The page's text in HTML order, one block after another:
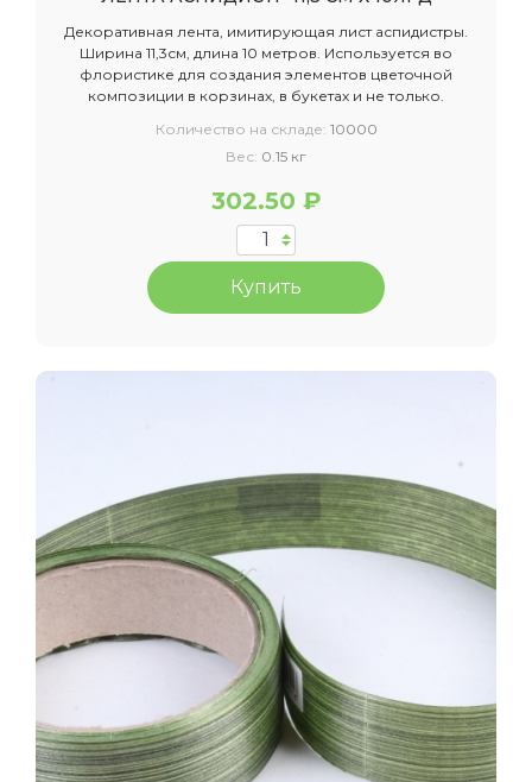
Декоративная лента, имитирующая лист аспидистры.
Ширина 11,3см, длина 10 метров. Используется во
флористике для создания элементов цветочной
композиции в корзинах, в букетах и не только.
Количество на складе: 10000
Вес: 0.15 кг
302.50 ₽
Купить